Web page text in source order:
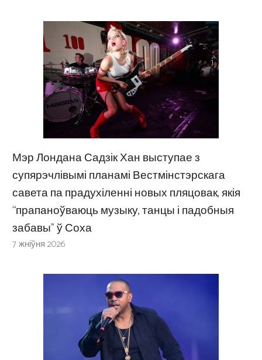
Мэр Лондана Садзік Хан выступае з
супярэчлівымі планамі Вестмінстэрскага
савета па прадухіленні новых пляцовак, якія
“прапаноўваюць музыку, танцы і падобныя
забавы” ў Соха
7 жніўня 2026